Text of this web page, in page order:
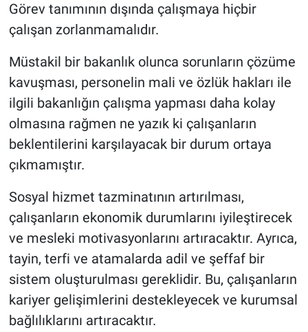
Görev tanımının dışında çalışmaya hiçbir
çalışan zorlanmamalıdır.
Müstakil bir bakanlık olunca sorunların çözüme
kavuşması, personelin mali ve özlük hakları ile
ilgili bakanlığın çalışma yapması daha kolay
olmasına rağmen ne yazık ki çalışanların
beklentilerini karşılayacak bir durum ortaya
çıkmamıştır.
Sosyal hizmet tazminatının artırılması,
çalışanların ekonomik durumlarını iyileştirecek
ve mesleki motivasyonlarını artıracaktır. Ayrıca,
tayin, terfi ve atamalarda adil ve şeffaf bir
sistem oluşturulması gereklidir. Bu, çalışanların
kariyer gelişimlerini destekleyecek ve kurumsal
bağlılıklarını artıracaktır.